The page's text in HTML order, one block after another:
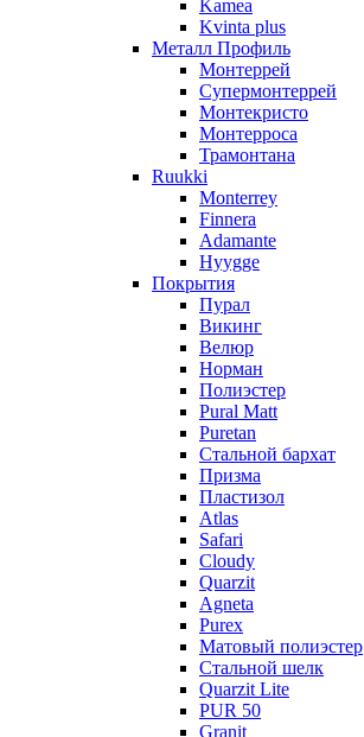
Kamea
Kvinta plus
Металл Профиль
Монтеррей
Супермонтеррей
Монтекристо
Монтерроса
Трамонтана
Ruukki
Monterrey
Finnera
Adamante
Hyygge
Покрытия
Пурал
Викинг
Велюр
Норман
Полиэстер
Pural Matt
Puretan
Стальной бархат
Призма
Пластизол
Atlas
Safari
Cloudy
Quarzit
Agneta
Purex
Матовый полиэстер
Стальной шелк
Quarzit Lite
PUR 50
Granit